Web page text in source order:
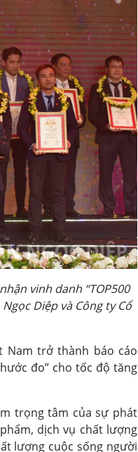
vinh danh “TOP500
Diệp và Công ty Cổ
Nam trở thành báo cáo
đo” cho tốc độ tăng
trọng tâm của sự phát
dịch vụ chất lượng
lượng cuộc sống người